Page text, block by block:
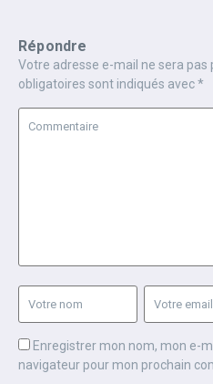
Répondre
Votre adresse e-mail ne sera pas
obligatoires sont indiqués avec*
Enregistrer mon nom, mon e-
navigateur pour mon prochain